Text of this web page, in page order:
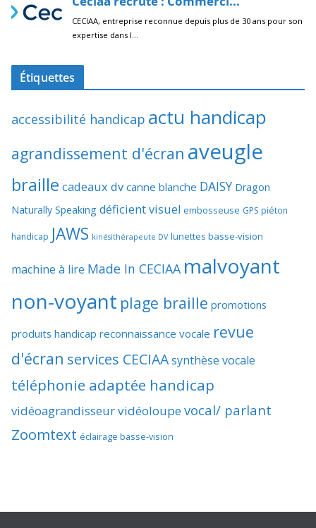
Étiquettes
accessibilité handicap actu handicap
agrandissement d'écran aveugle
braille cadeaux dv canne blanche DAISY Dragon
Naturally Speaking déficient visuel embosseuse GPS piéton
handicap JAWS kinésithérapeute DV lunettes basse-vision
machine à lire Made In CECIAA malvoyant
non-voyant plage braille promotions
produits handicap reconnaissance vocale revue
d'écran services CECIAAsynthèse vocale
téléphonie adaptée handicap
vidéoagrandisseurvidéoloupevocal/ parlant
Zoomtext éclairage basse-vision